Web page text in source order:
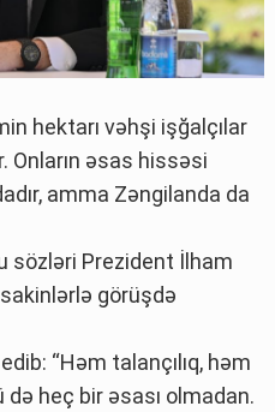
hektarı vəhşi işğalçılar
Onların əsas hissəsi
amma Zəngilanda da
sözləri Prezident İlham
görüşdə
“Həm talançılıq, həm
də heç bir əsası olmadan.